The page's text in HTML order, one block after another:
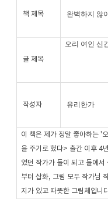
책 제목 완벽하지 않
글 제목
오리 여인 신
작성자 유리한가
이 책은 제가 정말 좋아하는 '
을 주기로 했다> 출간 이후 4
였던 작가가 둘이 되고 둘에서
부터 삽화, 그림 모두 작가님
지가 있고 따뜻한 그림체입니